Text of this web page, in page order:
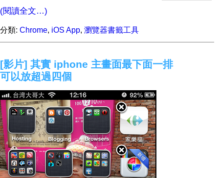
(閱讀全文…)
分類: Chrome, iOS App, 瀏覽器書籤工具
[影片] 其實 iphone 主畫面最下面一排
可以放超過四個